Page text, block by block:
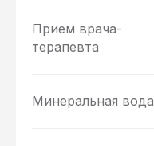
Прием врача-
терапевта
Минеральная вода